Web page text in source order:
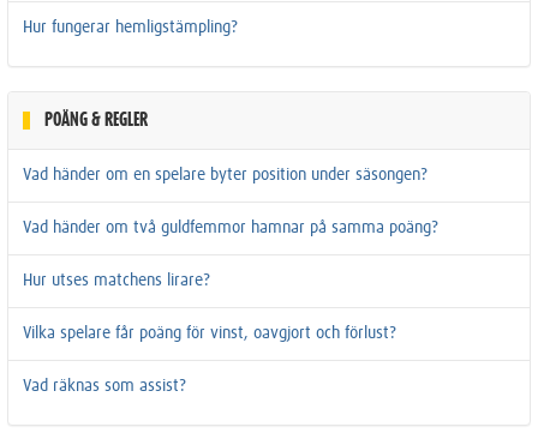
Hur fungerar hemligstämpling?
POÄNG & REGLER
Vad händer om en spelare byter position under säsongen?
Vad händer om två guldfemmor hamnar på samma poäng?
Hur utses matchens lirare?
Vilka spelare får poäng för vinst, oavgjort och förlust?
Vad räknas som assist?